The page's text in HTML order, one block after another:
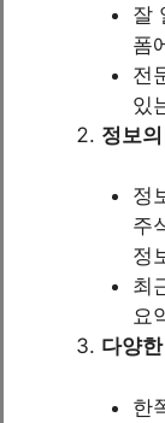
잘
폼
전
있
정보
정
주
정
최
요
다양
한